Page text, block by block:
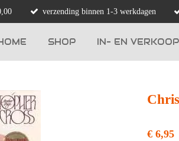
verzending binnen 1-3 werkdagen
SHOP IN- EN VERKOOP
€ 6,95